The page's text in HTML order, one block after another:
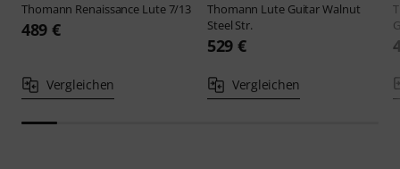
Thomann Renaissance Lute 7/13
489 €
Vergleichen
Thomann Lute Guitar Walnut
Steel Str.
529 €
Vergleichen